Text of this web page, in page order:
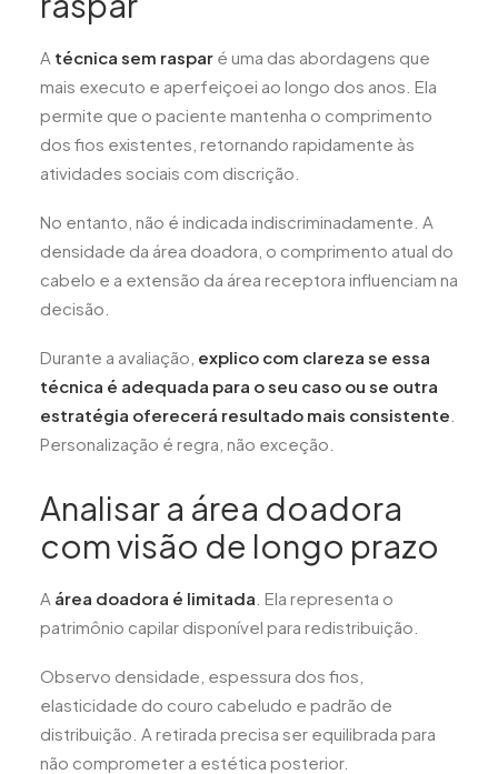
A técnica sem raspar é uma das abordagens que
mais executo e aperfeiçoei ao longo dos anos. Ela
permite que o paciente mantenha o comprimento
dos fios existentes, retornando rapidamente às
atividades sociais com discrição.
No entanto, não é indicada indiscriminadamente. A
densidade da área doadora, o comprimento atual do
cabelo e a extensão da área receptora influenciam na
decisão.
Durante a avaliação, explico com clareza se essa
técnica é adequada para o seu caso ou se outra
estratégia oferecerá resultado mais consistente
Personalização é regra, não exceção.
Analisar a área doadora
com visão de longo prazo
A área doadora é limitada . Ela representa o
patrimônio capilar disponível para redistribuição.
Observo densidade, espessura dos fios,
elasticidade do couro cabeludo e padrão de
distribuição. A retirada precisa ser equilibrada para
não comprometer a estética posterior.